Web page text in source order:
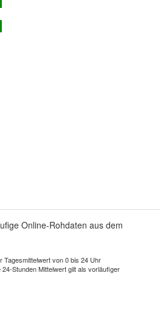
Online-Rohdaten aus dem
Tagesmittelwert von 0 bis 24 Uhr
Stunden Mittelwert gilt als vorläufiger